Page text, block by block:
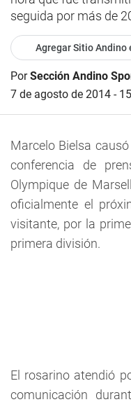
seguida por más de
Agregar Sitio Andino
PorSección Andino
7 de agosto de 2014 -
Marcelo Bielsa
conferencia de
Olympique de
oficialmente el
visitante, por la
primera división.
El rosarino atendió
comunicación